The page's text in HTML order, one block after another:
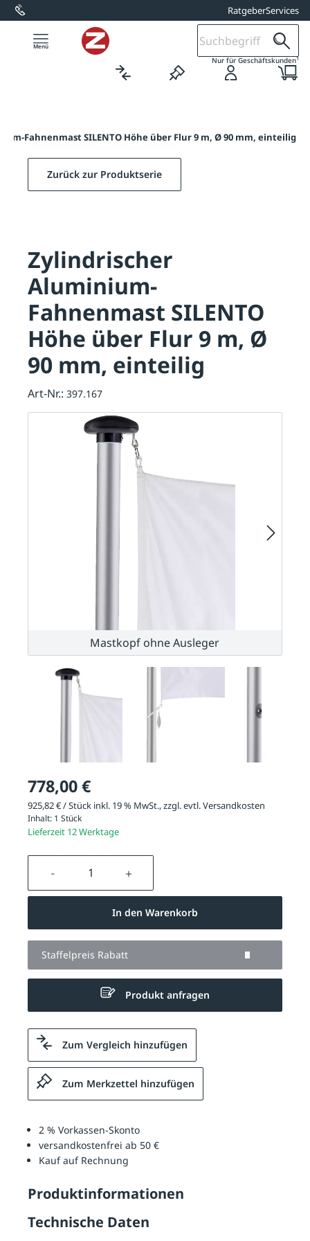
springen RatgeberServices
Nur für Geschäftskunden1
Fahnenmast SILENTO Höhe über Flur 9 m, Ø 90 mm, einteilig
778,00 €
925,82 € / Stück inkl. 19 % MwSt., zzgl. evtl.Versandkosten
Inhalt: 1 Stück
Lieferzeit 12 Werktage
Produkt Anzahl: Gib den
In den Warenkorb
Staffelpreis Rabatt
Produkt anfragen
Zum Vergleich hinzufügen
Zum Merkzettel hinzufügen
2 % Vorkassen-Skonto
versandkostenfrei ab 50 €
Kauf auf Rechnung
Produktinformationen
Technische Daten
Zurück zur Produktserie
Zylindrischer
Aluminium-
Fahnenmast SILENTO
Höhe über Flur 9 m, Ø
90 mm, einteilig
Art-Nr.: 397.167
Mastkopf ohne Ausleger